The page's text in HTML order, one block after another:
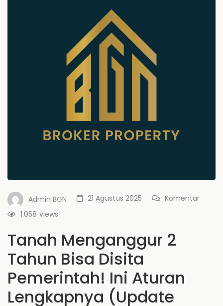
Admin BGN 21 Agustus 2025
Komentar
views
1.058
Tanah Menganggur 2
Tahun Bisa Disita
Pemerintah! Ini Aturan
Lengkapnya (Update